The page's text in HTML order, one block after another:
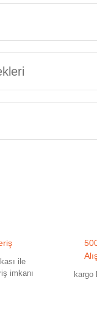
ürüne ilk yorumu siz yapın!
eksik bilgiler bulunuyor.
bulunuyor.
ile
imkanı
kargo